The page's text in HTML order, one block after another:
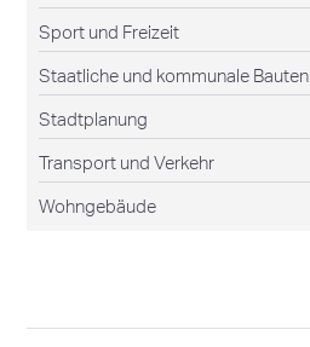
Sport und Freizeit
Staatliche und kommunale Bauten
Stadtplanung
Transport und Verkehr
Wohngebäude